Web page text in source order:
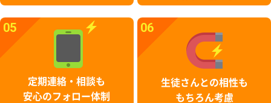
05
定期連絡・相談も
安心のフォロー体制
06
生徒さんとの相性も
もちろん考慮